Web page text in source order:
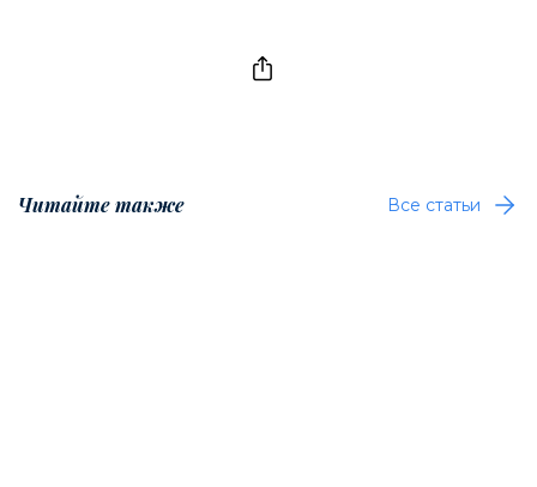
Читайте также Все статьи